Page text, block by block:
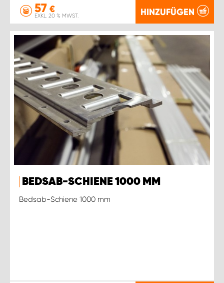
57 €
EXKL. 20 % MWST. HINZUFÜGEN
BEDSAB-SCHIENE 1000 MM
Bedsab-Schiene 1000 mm